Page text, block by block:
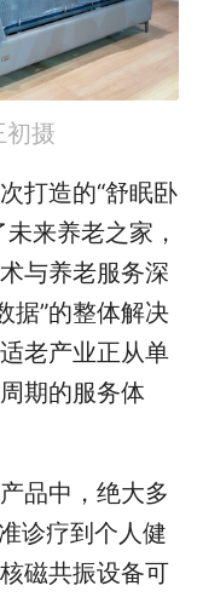
初摄
打造的“舒眠卧
来养老之家，
与养老服务深
据”的整体解决
老产业正从单
期的服务体
品中，绝大多
诊疗到个人健
磁共振设备可